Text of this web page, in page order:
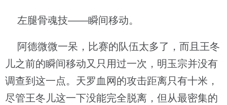
左腿骨魂技——瞬间移动。
阿德微微一呆，比赛的队伍太多了，而且王冬
儿之前的瞬间移动又只用过一次，明玉宗并没有
调查到这一点。天罗血网的攻击距离只有十米，
尽管王冬儿这一下没能完全脱离，但从最密集的